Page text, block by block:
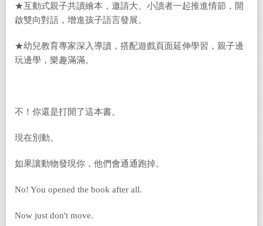
★互動式親子共讀繪本，邀請大、小讀者一起推進情節，開
啟雙向對話，增進孩子語言發展。
★幼兒教育專家深入導讀，搭配遊戲頁面延伸學習，親子邊
玩邊學，樂趣滿滿。
不！你還是打開了這本書。
現在別動。
如果讓動物發現你，他們會通通跑掉。
No! You opened the book after all.
Now just don't move.